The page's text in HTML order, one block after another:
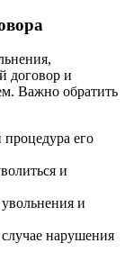
договор и
Важно обратить
процедура его
и
и
нарушения